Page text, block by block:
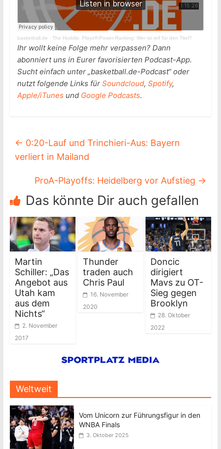
basketball.de · The Huddle: Playoff-Power-Ranking: Wer ist reif für den Titel?
Ihr wollt keine Folge mehr verpassen? Dann
abonniert uns in Eurer favorisierten Podcast-App.
Sucht einfach unter „basketball.de-Podcast“ oder
nutzt folgende Links für Soundcloud, Spotify,
Apple/iTunes und Google Podcasts.
← 0:20-Lauf und Trinchieri-Aus: Bayern
verliert in Mailand
ProA-Playoffs: Heidelberg vor Aufstieg →
Das könnte Dir auch gefallen
Martin
Schiller: „Das
Angebot aus
Utah kam
aus dem
Nichts“
2. November
2017
Thunder
traden auch
Chris Paul
16. November
2020
Doncic
dirigiert
Mavs zu OT-
Sieg gegen
Brooklyn
28. Oktober
2022
Weltweit
Vom Unicorn zur Führungsfigur in den
WNBA Finals
3. Oktober 2025